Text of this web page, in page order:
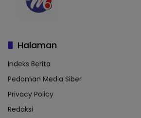
Halaman
Indeks Berita
Pedoman Media Siber
Privacy Policy
Redaksi